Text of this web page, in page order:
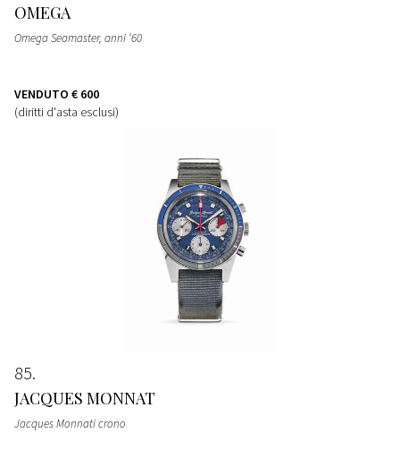
OMEGA
Omega Seamaster, anni ‘60
VENDUTO € 600
(diritti d'asta esclusi)
85
JACQUES MONNAT
Jacques Monnati crono